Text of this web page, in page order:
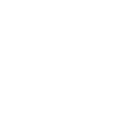
すごい💃